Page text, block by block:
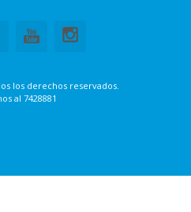
los derechos reservados.
al 7428881